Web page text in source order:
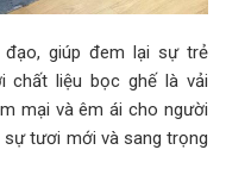
đạo, giúp đem lại sự trẻ
chất liệu bọc ghế là vải
mại và êm ái cho người
sự tươi mới và sang trọng